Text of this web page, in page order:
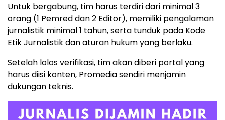
Untuk bergabung, tim harus terdiri dari minimal 3
orang (1 Pemred dan 2 Editor), memiliki pengalaman
jurnalistik minimal 1 tahun, serta tunduk pada Kode
Etik Jurnalistik dan aturan hukum yang berlaku.
Setelah lolos verifikasi, tim akan diberi portal yang
harus diisi konten, Promedia sendiri menjamin
dukungan teknis.